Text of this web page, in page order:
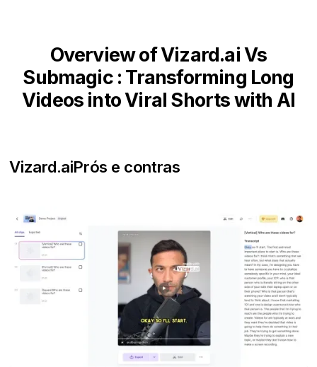
Overview of Vizard.ai Vs
Submagic : Transforming Long
Videos into Viral Shorts with AI
Vizard.aiPrós e contras